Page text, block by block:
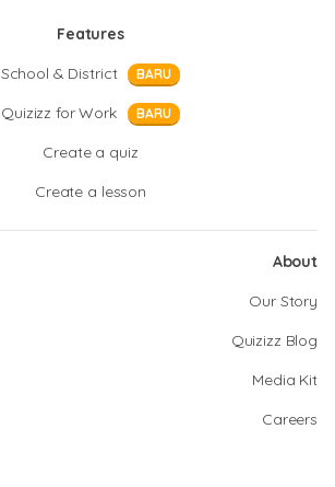
Features
School & District
BARU
Quizizz for Work BARU
Create a quiz
Create a lesson
About
Our Story
Quizizz Blog
Media Kit
Careers